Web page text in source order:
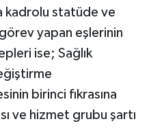
kadrolu statüde ve
görev yapan eşlerinin
ise; Sağlık
birinci fıkrasına
ve hizmet grubu şartı